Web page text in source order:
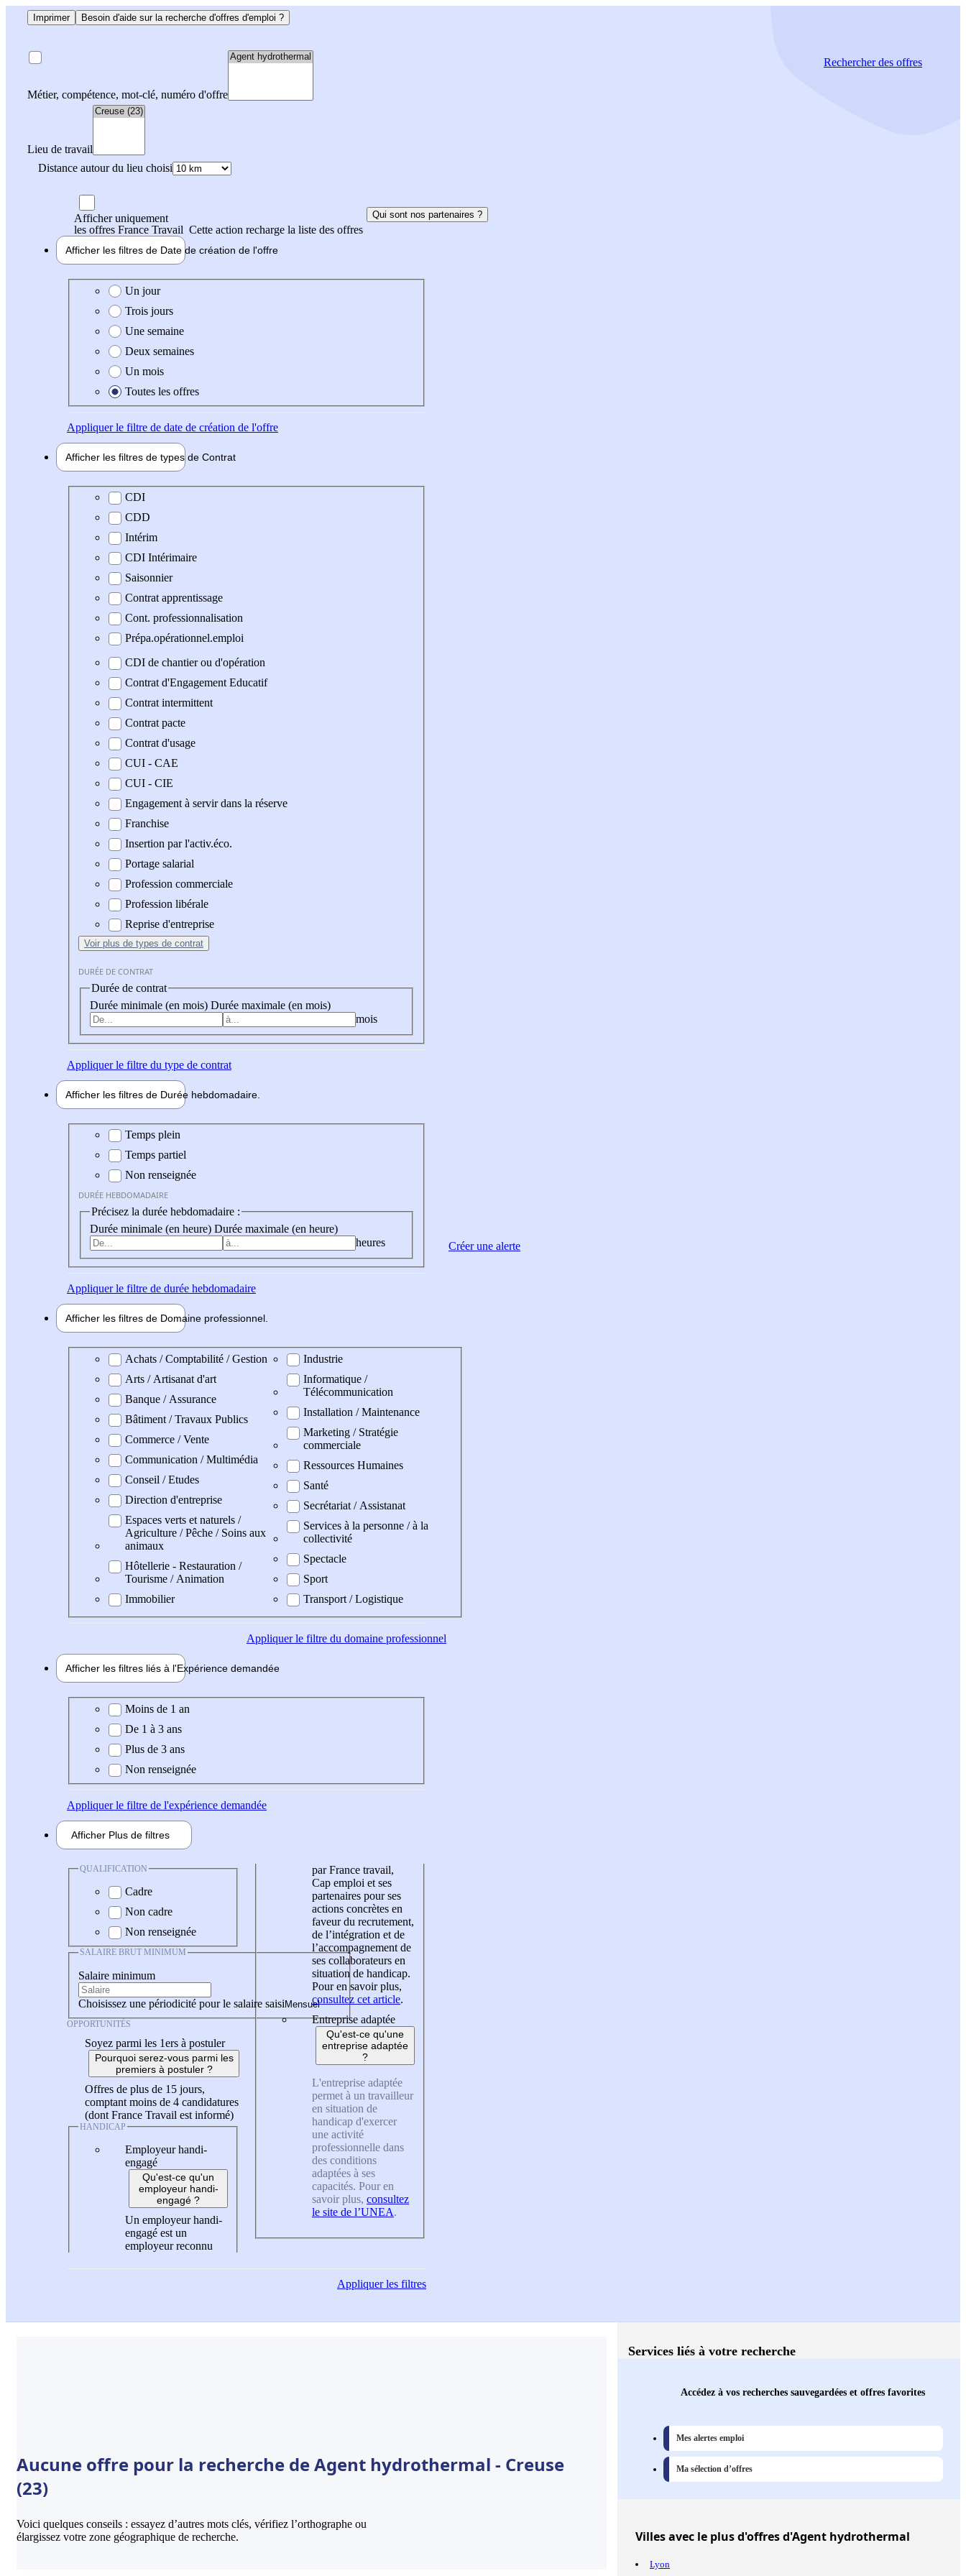
Imprimer Besoin d'aide sur la recherche d'offres d'emploi ?
Métier, compétence, mot-clé, numéro d'offre
Lieu de travail
Distance autour du lieu choisi
Rechercherdes offres
Afficher uniquement
les offres France Travail Cette action recharge la liste des offres
Qui sont nos partenaires ?
Afficher les filtres de Date de création de l'offre
Date de création de l'offre
Un jour
Trois jours
Une semaine
Deux semaines
Un mois
Toutes les offres
Appliquerle filtre de date de création de l'offre
Afficher les filtres de types de Contrat
Type de contrat
CDI
CDD
Intérim
CDI Intérimaire
Saisonnier
Contrat apprentissage
Cont. professionnalisation
Prépa.opérationnel.emploi
CDI de chantier ou d'opération
Contrat d'Engagement Educatif
Contrat intermittent
Contrat pacte
Contrat d'usage
CUI - CAE
CUI - CIE
Engagement à servir dans la réserve
Franchise
Insertion par l'activ.éco.
Portage salarial
Profession commerciale
Profession libérale
Reprise d'entreprise
Voir plus de types de contrat
DURÉE DE CONTRAT
Durée de contrat
Durée minimale (en mois) Durée maximale (en mois)
mois
Appliquerle filtre du type de contrat
Afficher les filtres de Durée hebdomadaire
Durée hebdomadaire
Temps plein
Temps partiel
Non renseignée
DURÉE HEBDOMADAIRE
Précisez la durée hebdomadaire :
Durée minimale (en heure) Durée maximale (en heure)
heures
Appliquerle filtre de durée hebdomadaire
Afficher les filtres de Domaine professionnel
Domaine professionel
Achats / Comptabilité / Gestion
Arts / Artisanat d'art
Banque / Assurance
Bâtiment / Travaux Publics
Commerce / Vente
Communication / Multimédia
Conseil / Etudes
Direction d'entreprise
Espaces verts et naturels /
Agriculture / Pêche / Soins aux
animaux
Hôtellerie - Restauration /
Tourisme / Animation
Immobilier
Industrie
Informatique /
Télécommunication
Installation / Maintenance
Marketing / Stratégie
commerciale
Ressources Humaines
Santé
Secrétariat / Assistanat
Services à la personne / à la
collectivité
Spectacle
Sport
Transport / Logistique
Appliquerle filtre du domaine professionnel
Afficher les filtres liés à l'Expérience demandée
Expérience demandée
Moins de 1 an
De 1 à 3 ans
Plus de 3 ans
Non renseignée
Appliquerle filtre de l'expérience demandée
Afficher Plus de filtres
QUALIFICATION
Cadre
Non cadre
Non renseignée
SALAIRE BRUT MINIMUM
Salaire minimum
Choisissez une périodicité pour le salaire saisi
OPPORTUNITÉS
Soyez parmi les 1ers à postuler
Pourquoi serez-vous parmi les
premiers à postuler ?
Offres de plus de 15 jours,
comptant moins de 4 candidatures
(dont France Travail est informé)
HANDICAP
Employeur handi-
engagé
Qu'est-ce qu'un
employeur handi-
engagé ?
Un employeur handi-
engagé est un
employeur reconnu
par France travail,
Cap emploi et ses
partenaires pour ses
actions concrètes en
faveur du recrutement,
de l’intégration et de
l’accompagnement de
ses collaborateurs en
situation de handicap.
Pour en savoir plus,
consultez cet article.
Entreprise adaptée
Qu'est-ce qu'une
entreprise adaptée
?
L'entreprise adaptée
permet à un travailleur
en situation de
handicap d'exercer
une activité
professionnelle dans
des conditions
adaptées à ses
capacités. Pour en
savoir plus, consultez
le site de l’UNEA.
Appliquerles filtres
Créer une alerte
Aucune offre pour la recherche de Agent hydrothermal - Creuse
(23)
Voici quelques conseils : essayez d’autres mots clés, vérifiez l’orthographe ou
élargissez votre zone géographique de recherche.
Services liés à votre recherche
Accédez à vos recherches sauvegardées et offres favorites
Mes alertes emploi
Ma sélection d’offres
Villesavec le plus d'offres d'Agent hydrothermal
Lyon